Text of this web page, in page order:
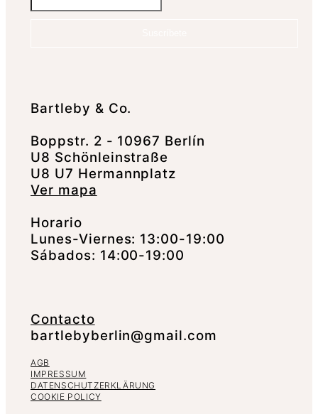
Bartleby & Co.
Boppstr. 2 - 10967 Berlín
U8 Schönleinstraße
U8 U7 Hermannplatz
Ver mapa
Horario
Lunes-Viernes: 13:00-19:00
Sábados: 14:00-19:00
Contacto
bartlebyberlin@gmail.com
AGB
IMPRESSUM
DATENSCHUTZERKLÄRUNG
COOKIE POLICY